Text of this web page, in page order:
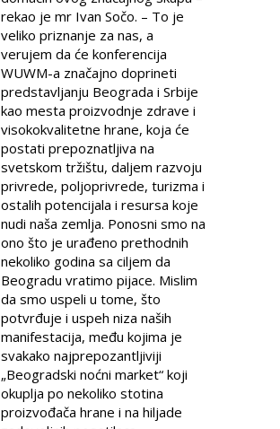
rekao je mr Ivan Sočo. – To je
veliko priznanje za nas, a
verujem da će konferencija
WUWM-a značajno doprineti
predstavljanju Beograda i Srbije
kao mesta proizvodnje zdrave i
visokokvalitetne hrane, koja će
postati prepoznatljiva na
svetskom tržištu, daljem razvoju
privrede, poljoprivrede, turizma i
ostalih potencijala i resursa koje
nudi naša zemlja. Ponosni smo na
ono što je urađeno prethodnih
nekoliko godina sa ciljem da
Beogradu vratimo pijace. Mislim
da smo uspeli u tome, što
potvrđuje i uspeh niza naših
manifestacija, među kojima je
svakako najprepozantljiviji
„Beogradski noćni market“ koji
okuplja po nekoliko stotina
proizvođača hrane i na hiljade